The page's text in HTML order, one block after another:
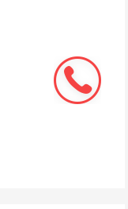
间，但
麻烦